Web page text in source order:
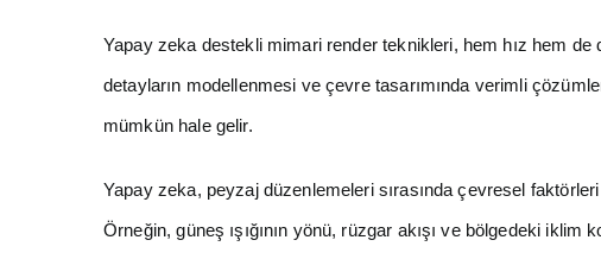
Yapay zeka destekli mimari render teknikleri, hem hız hem de
detayların modellenmesi ve çevre tasarımında verimli
mümkün hale gelir.
Yapay zeka, peyzaj düzenlemeleri sırasında çevresel
Örneğin, güneş ışığının yönü, rüzgar akışı ve bölgedeki